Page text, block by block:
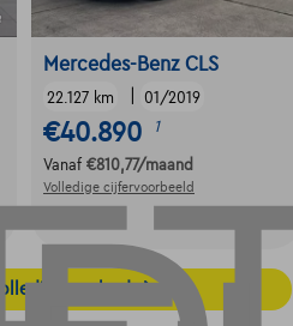
Mercedes-Benz CLS
22.127 km 01/2019
€40.890 1
Vanaf €810,77/maand
Volledige cijfervoorbeeld
aanbod